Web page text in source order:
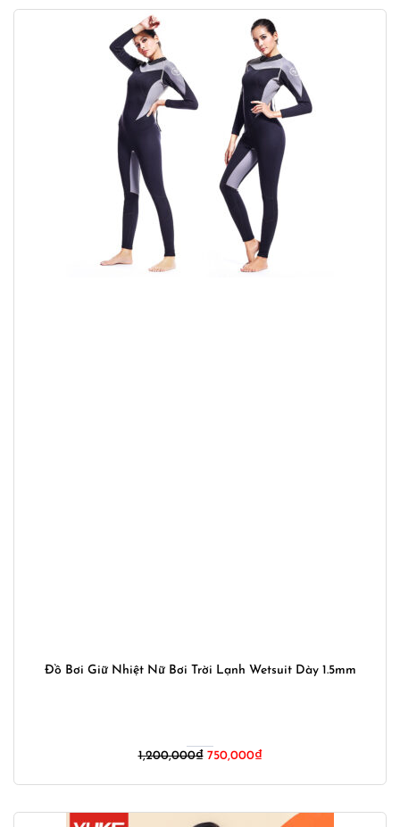
Đồ Bơi Giữ Nhiệt Nữ Bơi Trời Lạnh Wetsuit Dày 1.5mm
1,200,000₫ Giá
1,200,000₫.
750,000₫Giá
là: